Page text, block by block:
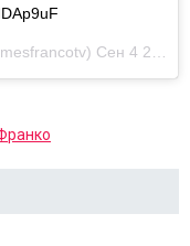
Сен 4 2015 в 6:04 PDT